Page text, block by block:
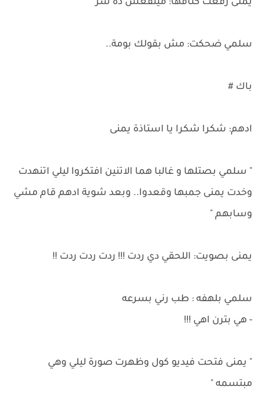
يمنى رفعت كتافها: مينفعش ده سر
سلمي ضحكت: مش بقولك بومة..
باك #
ادهم: شكرا شكرا يا استاذة يمنى
" سلمي بصتلها و غالبا هما الاتنين افتكروا ليلي اتنهدت
وخدت يمنى جمبها وقعدوا.. وبعد شوية ادهم قام مشي
وسابهم "
يمنى بصويت: اللحقي دي ردت !!! ردت ردت ردت !!
سلمي بلهفه : طب رني بسرعه
- هي بترن اهي !!!
" يمنى فتحت فيديو كول وظهرت صورة ليلي وهي
مبتسمه "